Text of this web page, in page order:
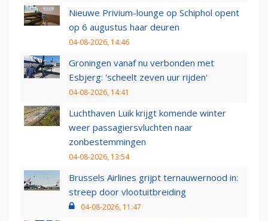
Nieuwe Privium-lounge op Schiphol opent
op 6 augustus haar deuren
04-08-2026, 14:46
Groningen vanaf nu verbonden met
Esbjerg: 'scheelt zeven uur rijden'
04-08-2026, 14:41
Luchthaven Luik krijgt komende winter
weer passagiersvluchten naar
zonbestemmingen
04-08-2026, 13:54
Brussels Airlines grijpt ternauwernood in:
streep door vlootuitbreiding
04-08-2026, 11:47